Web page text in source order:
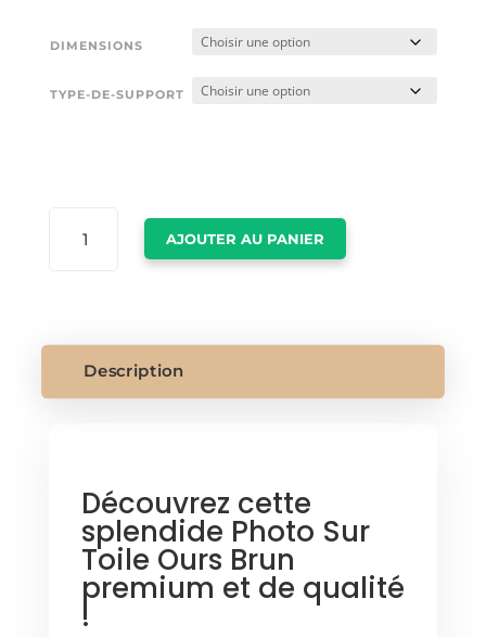
DIMENSIONS
TYPE-DE-SUPPORT
OURS
BRUN
AJOUTER AU PANIER
Description
Découvrez cette
splendide Photo Sur
Toile Ours Brun
premium et de qualité
!